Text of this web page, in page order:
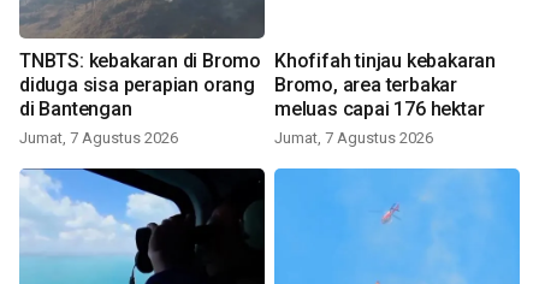
TNBTS: kebakaran di Bromo
diduga sisa perapian orang
di Bantengan
Jumat, 7 Agustus 2026
Khofifah tinjau kebakaran
Bromo, area terbakar
meluas capai 176 hektar
Jumat, 7 Agustus 2026